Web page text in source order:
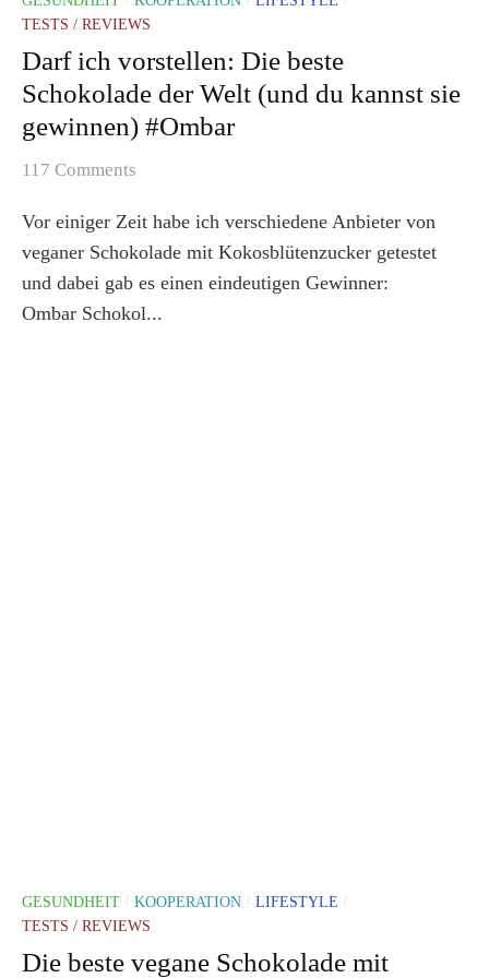
TESTS / REVIEWS
Darf ich vorstellen: Die beste
Schokolade der Welt (und du kannst sie
gewinnen) #Ombar
117 Comments
Vor einiger Zeit habe ich verschiedene Anbieter von
veganer Schokolade mit Kokosblütenzucker getestet
und dabei gab es einen eindeutigen Gewinner:
Ombar Schokol...
GESUNDHEIT / KOOPERATION / LIFESTYLE /
TESTS / REVIEWS
Die beste vegane Schokolade mit